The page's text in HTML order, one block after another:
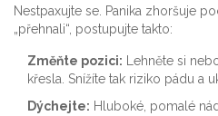
Nestрахujte se. Panika zhoršuje
„přehnali“, postupujte takto:
Změňte pozici: Lehněte si
křesla. Snížíte tak riziko pádu a
Dýchejte: Hluboké, pomalé